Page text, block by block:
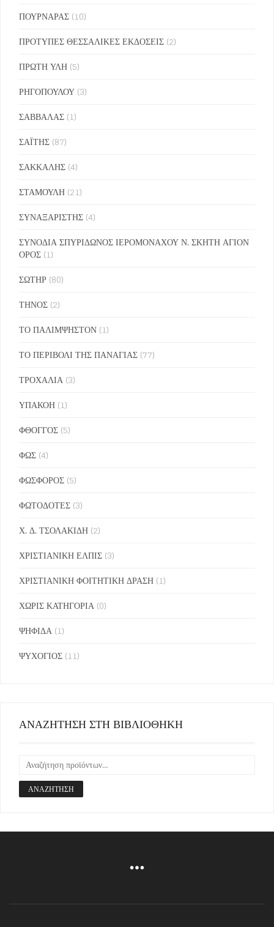
ΠΟΥΡΝΑΡΑΣ (10)
ΠΡΟΤΥΠΕΣ ΘΕΣΣΑΛΙΚΕΣ ΕΚΔΟΣΕΙΣ (2)
ΠΡΩΤΗ ΥΛΗ (5)
ΡΗΓΟΠΟΥΛΟΥ (3)
ΣΑΒΒΑΛΑΣ (1)
ΣΑΪΤΗΣ (87)
ΣΑΚΚΑΛΗΣ (4)
ΣΤΑΜΟΥΛΗ (21)
ΣΥΝΑΞΑΡΙΣΤΗΣ (4)
ΣΥΝΟΔΙΑ ΣΠΥΡΙΔΩΝΟΣ ΙΕΡΟΜΟΝΑΧΟΥ Ν. ΣΚΗΤΗ ΑΓΙΟΝ
ΟΡΟΣ (1)
ΣΩΤΗΡ (80)
ΤΗΝΟΣ (2)
ΤΟ ΠΑΛΙΜΨΗΣΤΟΝ (1)
ΤΟ ΠΕΡΙΒΟΛΙ ΤΗΣ ΠΑΝΑΓΙΑΣ (77)
ΤΡΟΧΑΛΙΑ (3)
ΥΠΑΚΟΗ (1)
ΦΘΟΓΓΟΣ (5)
ΦΩΣ (4)
ΦΩΣΦΟΡΟΣ (5)
ΦΩΤΟΔΟΤΕΣ (3)
Χ. Δ. ΤΣΟΛΑΚΙΔΗ (2)
ΧΡΙΣΤΙΑΝΙΚΗ ΕΛΠΙΣ (3)
ΧΡΙΣΤΙΑΝΙΚΗ ΦΟΙΤΗΤΙΚΗ ΔΡΑΣΗ (1)
ΧΩΡΙΣ ΚΑΤΗΓΟΡΙΑ (0)
ΨΗΦΙΔΑ (1)
ΨΥΧΟΓΙΟΣ (11)
ΑΝΑΖΗΤΗΣΗ ΣΤΗ ΒΙΒΛΙΟΘΗΚΗ
ΑΝΑΖΉΤΗΣΗ